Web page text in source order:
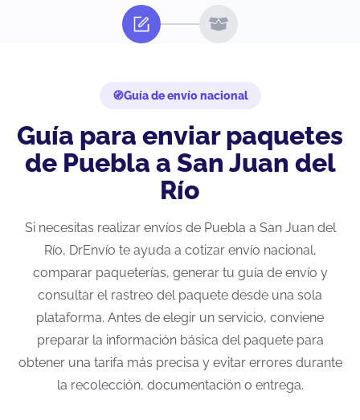
Guía de envío nacional
Guía para enviar paquetes
de Puebla a San Juan del
Río
Si necesitas realizar envíos de Puebla a San Juan del
Río, DrEnvío te ayuda a cotizar envío nacional,
comparar paqueterías, generar tu guía de envío y
consultar el rastreo del paquete desde una sola
plataforma. Antes de elegir un servicio, conviene
preparar la información básica del paquete para
obtener una tarifa más precisa y evitar errores durante
la recolección, documentación o entrega.